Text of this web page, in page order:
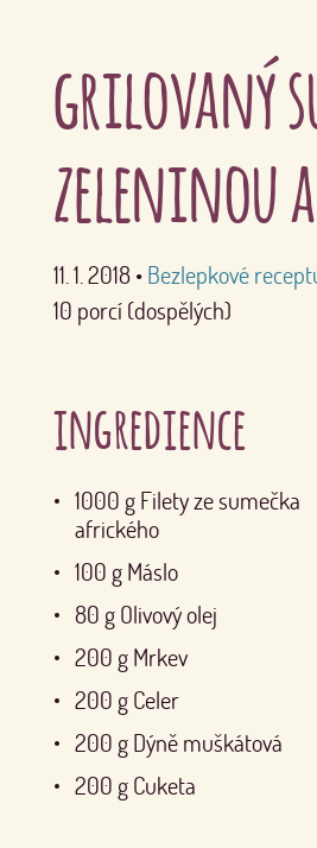
grilovaný
zeleninou
11. 1. 2018 • Bezlepkové
10 porcí (dospělých)
ingredience
1000 g Filety ze sumečka
afrického
100 g Máslo
80 g Olivový olej
200 g Mrkev
200 g Celer
200 g Dýně muškátová
200 g Cuketa